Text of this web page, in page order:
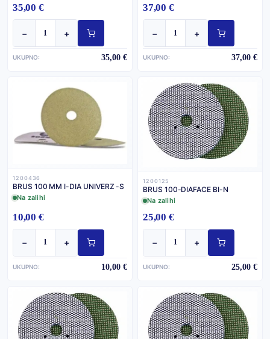
35,00 €
− +
UKUPNO: 35,00 €
37,00 €
− +
UKUPNO: 37,00 €
1200436
BRUS 100 MM I-DIA UNIVERZ -S
Na zalihi
10,00 €
− +
UKUPNO: 10,00 €
1200125
BRUS 100-DIAFACE BI-N
Na zalihi
25,00 €
− +
UKUPNO: 25,00 €